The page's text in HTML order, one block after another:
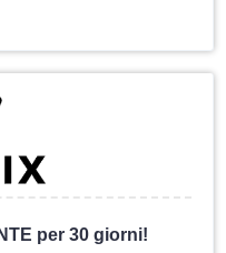
per 30 giorni!